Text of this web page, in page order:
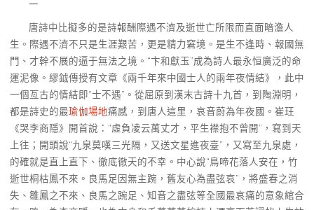
唐詩中比擬多的是詩報酬際遇不濟及逝世亡所限而直面暗澹人
生。際遇不濟不只是生涯艱苦，更是精力窘境。是生不逢時、報國無
門、才幹不展的逼于無法之境。“卞和獻玉”成為詩人最永恒廣泛的命
運泥像。繆鉞傳授有文章《兩千年來中國士人的兩年夜情結》，此中
一個亙古的情結即“士不遇”。從屈原到漢末古詩十九首，到陶淵明，
都是詩史的最瑜伽場地痛感，到唐人這里，哀音蔚為年夜國。崔玨
《哭李商隱》開首說：“虛負凌云萬丈才，平生襟抱不曾開”，寫到天
上往；開頭說“九泉莫嘆三光隔，又送文星進夜臺”，又寫至九泉處，
的確就是直上直下、徹底徹天的不幸。中心說“鳥啼花落人安在，竹
逝世桐枯鳳不來。良馬足因無主踠，舊友心為盡弦哀”，將盛春之消
失、雛鳳之不來、良馬之踠足、知音之盡弦等全國最哀痛的意象綰合